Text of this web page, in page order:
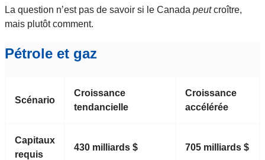
La question n’est pas de savoir si le Canada peutcroître,
mais plutôt comment.
Pétrole et gaz
Scénario
Croissance
tendancielle
Croissance
accélérée
Capitaux
requis
430 milliards $ 705 milliards $